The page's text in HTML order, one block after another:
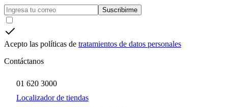
Suscribirme
Acepto las políticas de tratamientos de datos personales
Contáctanos
01 620 3000
Localizador de tiendas